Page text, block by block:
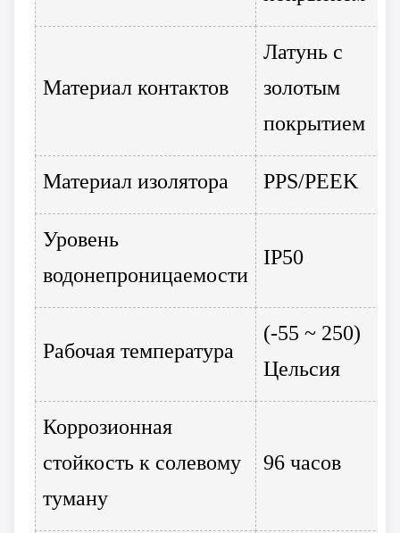
Материал контактов
Латунь с
золотым
покрытием
Материал изолятора PPS/PEEK
Уровень
водонепроницаемости
IP50
Рабочая температура
(-55 ~ 250)
Цельсия
Коррозионная
стойкость к солевому
туману
96 часов